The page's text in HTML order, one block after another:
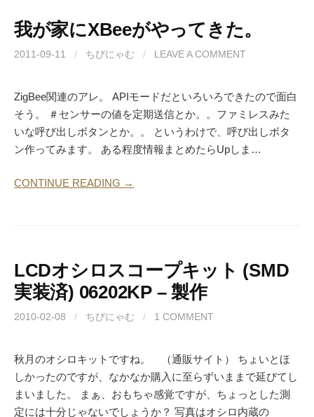
我が家にXBeeがやってきた。
2011-09-11 / ちびにゃむ / LEAVE A COMMENT
ZigBee関連のアレ。 APIモードだといろいろできたので面白
そう。 ＃センサーの値を定期送信とか。。ファミレスみた
いな呼び出しボタンとか。。 というわけで、呼び出しボタ
ン作ってみます。 ある程度情報まとめたらUpしま…
CONTINUE READING →
LCDオシロスコープキット (SMD
実装済) 06202KP – 製作
2010-02-08 / ちびにゃむ / 1 COMMENT
秋月のオシロキットですね。 （通販サイト） ちょいとほ
しかったのですが、なかなか購入に至らずいままで延びてし
まいました。 まぁ、おもちゃ感覚ですが、ちょっとした測
定には十分じゃないでしょうか？ 写真はオシロ内蔵の